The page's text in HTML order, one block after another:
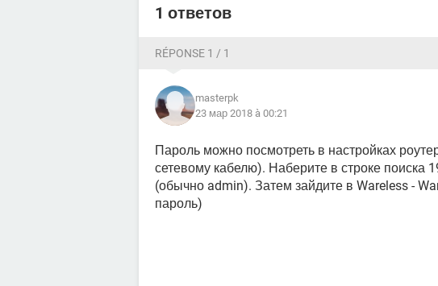
1 ответов
RÉPONSE 1 / 1
masterpk
23 мар 2018 à 00:21
Пароль можно посмотреть в настройках
сетевому кабелю). Наберите в строке поиска
(обычно admin). Затем зайдите в Wareless -
пароль)